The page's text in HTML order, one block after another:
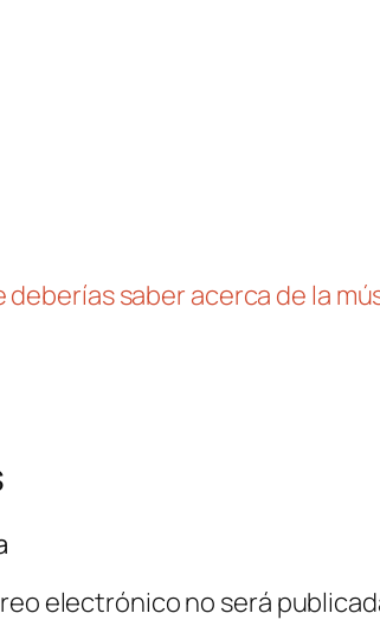
deberías saber acerca de la
electrónico no será